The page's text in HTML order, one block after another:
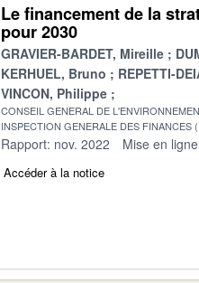
Le financement de la
pour 2030
GRAVIER-BARDET, Mireille
KERHUEL, Bruno
REPETTI-
VINCON, Philippe
CONSEIL GENERAL DE
INSPECTION GENERALE DES FINANCES
Rapport: nov. 2022 Mise en
Accéder à la notice